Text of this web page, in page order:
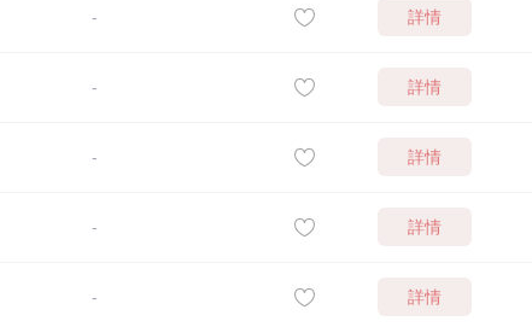
- 詳情
- 詳情
- 詳情
- 詳情
- 詳情